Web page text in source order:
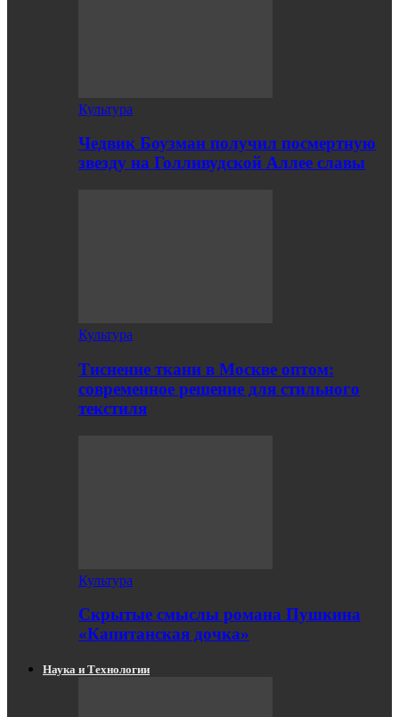
Культура
Чедвик Боузман получил посмертную
звезду на Голливудской Аллее славы
Культура
Тиснение ткани в Москве оптом:
современное решение для стильного
текстиля
Культура
Скрытые смыслы романа Пушкина
«Капитанская дочка»
Наука и Технологии